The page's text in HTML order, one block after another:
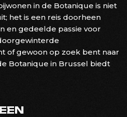
in de Botanique is niet
het is een reis doorheen
en gedeelde passie voor
of gewoon op zoek bent naar
Botanique in Brussel biedt